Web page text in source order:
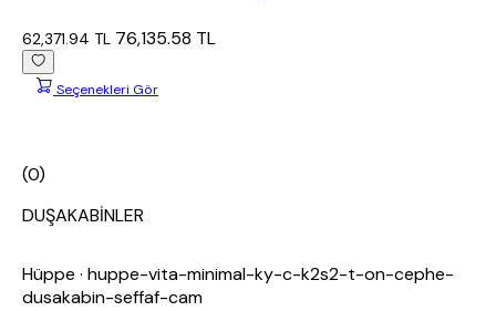
62,371.94 TL 76,135.58 TL
Seçenekleri Gör
(0)
DUŞAKABİNLER
Hüppe · huppe-vita-minimal-ky-c-k2s2-t-on-cephe-
dusakabin-seffaf-cam